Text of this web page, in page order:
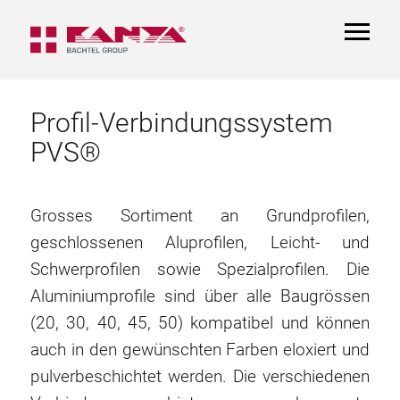
Profil-Verbindungssystem
PVS®
Grosses Sortiment an Grundprofilen,
geschlossenen Aluprofilen, Leicht- und
Schwerprofilen sowie Spezialprofilen. Die
Aluminiumprofile sind über alle Baugrössen
(20, 30, 40, 45, 50) kompatibel und können
auch in den gewünschten Farben eloxiert und
pulverbeschichtet werden. Die verschiedenen